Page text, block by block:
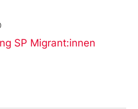
SP Migrant:innen